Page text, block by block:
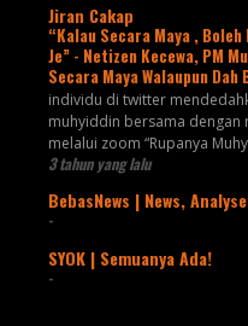
Jiran Cakap
“Kalau Secara Maya ,
Je” - Netizen Kecewa, PM
Secara Maya Walaupun
individu di twitter
muhyiddin bersama dengan
melalui zoom “Rupanya
3 tahun yang lalu
BebasNews | News,
-
SYOK | Semuanya Ada!
-